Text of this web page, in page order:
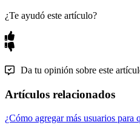
¿Te ayudó este artículo?
Da tu opinión sobre este
Artículos relacionados
¿Cómo agregar más usuarios